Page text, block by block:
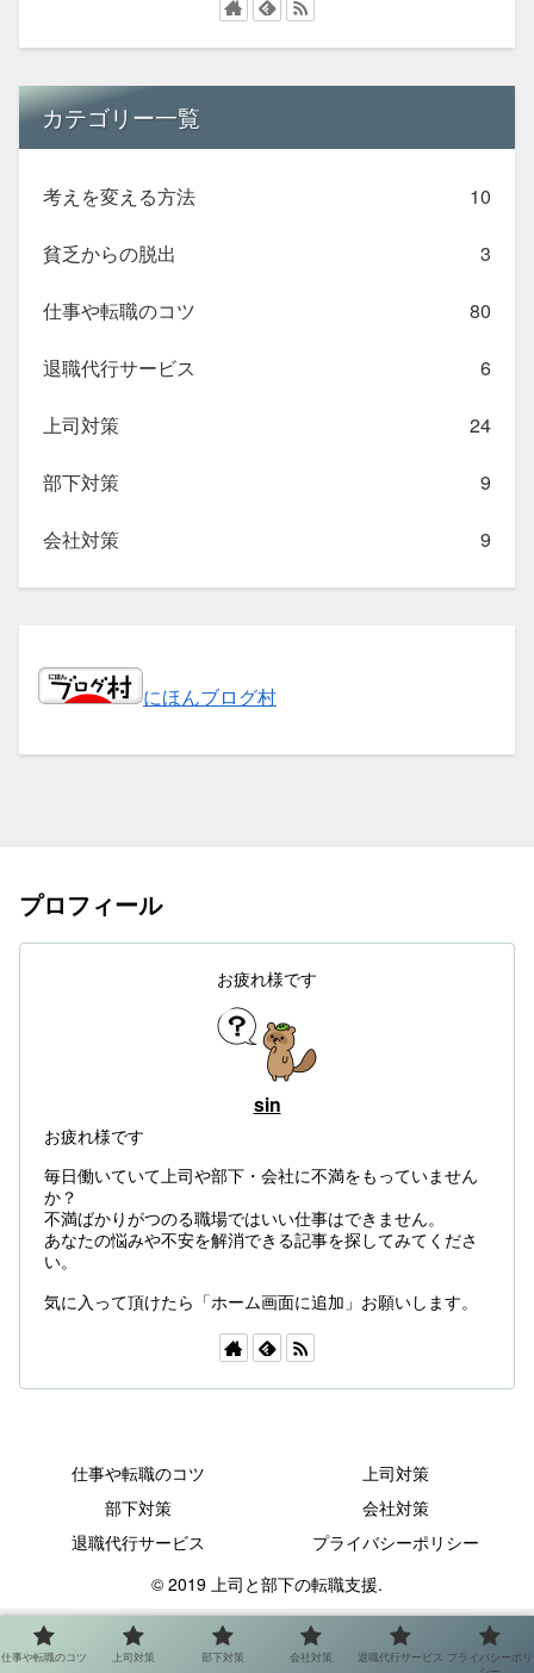
カテゴリー一覧
考えを変える方法 10
貧乏からの脱出 3
仕事や転職のコツ 80
退職代行サービス 6
上司対策 24
部下対策 9
会社対策 9
にほんブログ村
プロフィール
お疲れ様です
sin
お疲れ様です
毎日働いていて上司や部下・会社に不満をもっていません
か？
不満ばかりがつのる職場ではいい仕事はできません。
あなたの悩みや不安を解消できる記事を探してみてくださ
い。
気に入って頂けたら「ホーム画面に追加」お願いします。
仕事や転職のコツ
上司対策
部下対策
会社対策
退職代行サービス
プライバシーポリシー
© 2019 上司と部下の転職支援.
仕事や転職のコツ 上司対策 部下対策 会社対策 退職代行サービス プライバシーポリ